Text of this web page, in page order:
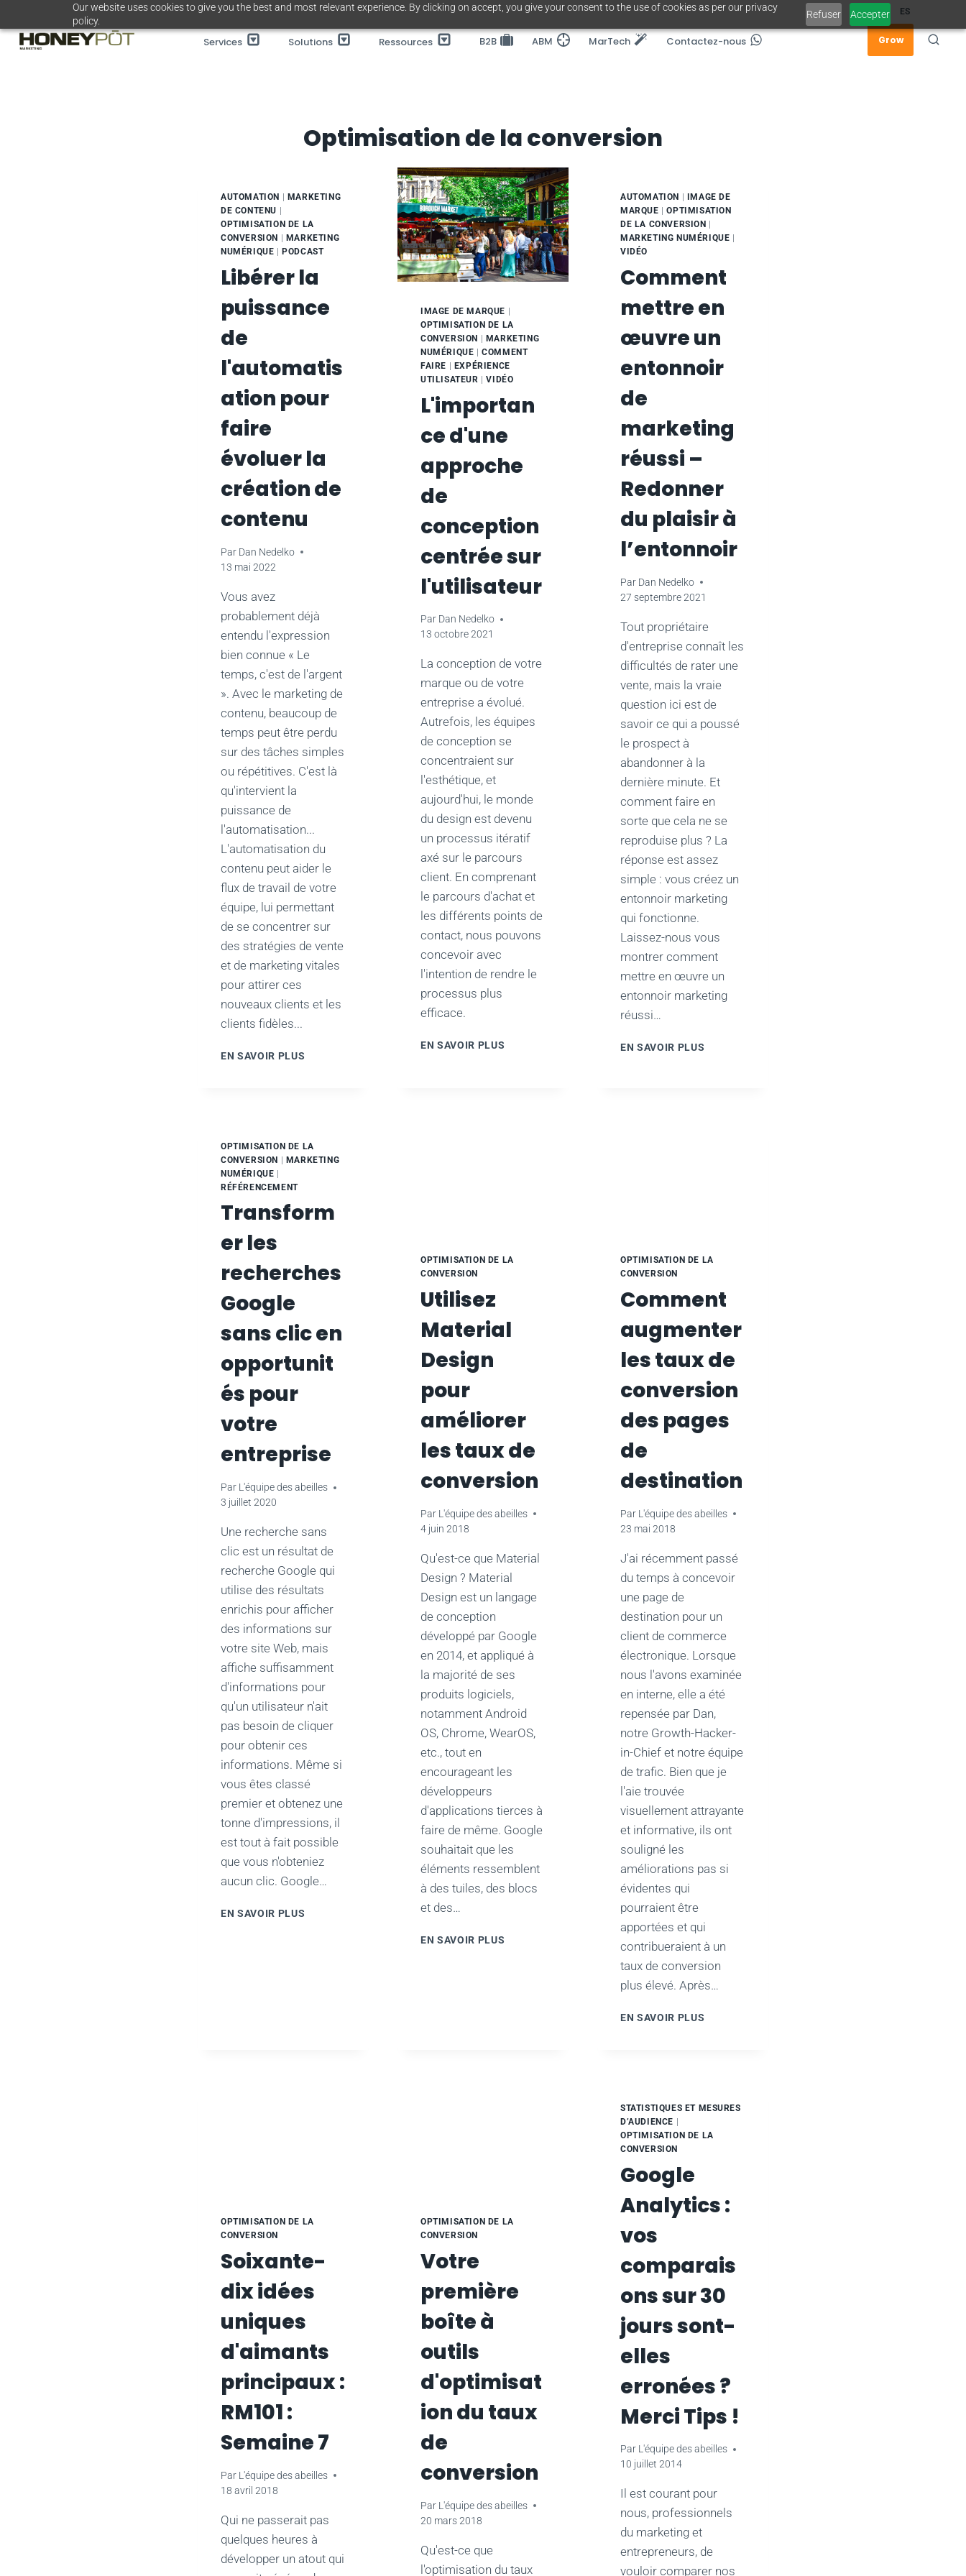
Our website uses cookies to give you the best and most relevant experience. By clicking on accept, you give your consent to the use of cookies as per our privacy
policy.
Refuser Accepter
au
contenu
EN FR ES
Services Solutions Ressources B2B ABM MarTech Contactez-nous Grow
Optimisation de la conversion
AUTOMATION
MARKETING
DE CONTENU
OPTIMISATION DE LA
CONVERSION
MARKETING
NUMÉRIQUE
PODCAST
Libérer la
puissance
de
l'automatis
ation pour
faire
évoluer la
création de
contenu
Par Dan Nedelko
13 mai 2022
Vous avez
probablement déjà
entendu l'expression
bien connue « Le
temps, c'est de l'argent
». Avec le marketing de
contenu, beaucoup de
temps peut être perdu
sur des tâches simples
ou répétitives. C'est là
qu'intervient la
puissance de
l'automatisation...
L'automatisation du
contenu peut aider le
flux de travail de votre
équipe, lui permettant
de se concentrer sur
des stratégies de vente
et de marketing vitales
pour attirer ces
nouveaux clients et les
clients fidèles...
EN SAVOIR PLUS
FAIRE
ÉVOLUER
CONTENU
IMAGE DE MARQUE |
OPTIMISATION DE LA
CONVERSION | MARKETING
NUMÉRIQUE |COMMENT
FAIRE | EXPÉRIENCE
UTILISATEUR |VIDÉO
L'importan
ce d'une
approche
de
conception
centrée sur
l'utilisateur
Par Dan Nedelko
13 octobre 2021
La conception de votre
marque ou de votre
entreprise a évolué.
Autrefois, les équipes
de conception se
concentraient sur
l'esthétique, et
aujourd'hui, le monde
du design est devenu
un processus itératif
axé sur le parcours
client. En comprenant
le parcours d'achat et
les différents points de
contact, nous pouvons
concevoir avec
l'intention de rendre le
processus plus
efficace.
EN SAVOIR PLUS
AUTOMATION
IMAGE DE
MARQUE |OPTIMISATION
DE LA CONVERSION
MARKETING NUMÉRIQUE
VIDÉO
Comment
mettre en
œuvre un
entonnoir
de
marketing
réussi –
Redonner
du plaisir à
l’entonnoir
Par Dan Nedelko
27 septembre 2021
Tout propriétaire
d'entreprise connaît les
difficultés de rater une
vente, mais la vraie
question ici est de
savoir ce qui a poussé
le prospect à
abandonner à la
dernière minute. Et
comment faire en
sorte que cela ne se
reproduise plus ? La
réponse est assez
simple : vous créez un
entonnoir marketing
qui fonctionne.
Laissez-nous vous
montrer comment
mettre en œuvre un
entonnoir marketing
réussi…
EN SAVOIR PLUS
L’ENTONNOIR
OPTIMISATION DE LA
CONVERSION | MARKETING
NUMÉRIQUE |
RÉFÉRENCEMENT
Transform
er les
recherches
Google
sans clic en
opportunit
és pour
votre
entreprise
Par L'équipe des abeilles
3 juillet 2020
Une recherche sans
clic est un résultat de
recherche Google qui
utilise des résultats
enrichis pour afficher
des informations sur
votre site Web, mais
affiche suffisamment
d'informations pour
qu'un utilisateur n'ait
pas besoin de cliquer
pour obtenir ces
informations. Même si
vous êtes classé
premier et obtenez une
tonne d'impressions, il
est tout à fait possible
que vous n'obteniez
aucun clic. Google…
EN SAVOIR PLUS
OPTIMISATION DE LA
CONVERSION
Utilisez
Material
Design
pour
améliorer
les taux de
conversion
Par L'équipe des abeilles
4 juin 2018
Qu'est-ce que Material
Design ? Material
Design est un langage
de conception
développé par Google
en 2014, et appliqué à
la majorité de ses
produits logiciels,
notamment Android
OS, Chrome, WearOS,
etc., tout en
encourageant les
développeurs
d'applications tierces à
faire de même. Google
souhaitait que les
éléments ressemblent
à des tuiles, des blocs
et des…
EN SAVOIR PLUS
OPTIMISATION DE LA
CONVERSION
Comment
augmenter
les taux de
conversion
des pages
de
destination
Par L'équipe des abeilles
23 mai 2018
J'ai récemment passé
du temps à concevoir
une page de
destination pour un
client de commerce
électronique. Lorsque
nous l'avons examinée
en interne, elle a été
repensée par Dan,
notre Growth-Hacker-
in-Chief et notre équipe
de trafic. Bien que je
l'aie trouvée
visuellement attrayante
et informative, ils ont
souligné les
améliorations pas si
évidentes qui
pourraient être
apportées et qui
contribueraient à un
taux de conversion
plus élevé. Après…
EN SAVOIR PLUS
DES
DE
OPTIMISATION DE LA
CONVERSION
Soixante-
dix idées
uniques
d'aimants
principaux :
RM101 :
Semaine 7
Par L'équipe des abeilles
18 avril 2018
Qui ne passerait pas
quelques heures à
développer un atout qui
OPTIMISATION DE LA
CONVERSION
Votre
première
boîte à
outils
d'optimisat
ion du taux
de
conversion
Par L'équipe des abeilles
20 mars 2018
Qu'est-ce que
l'optimisation du taux
STATISTIQUES ET MESURES
D’AUDIENCE |
OPTIMISATION DE LA
CONVERSION
Google
Analytics :
vos
comparais
ons sur 30
jours sont-
elles
erronées ?
Merci Tips !
Par L'équipe des abeilles
10 juillet 2014
Il est courant pour
nous, professionnels
du marketing et
entrepreneurs, de
vouloir comparer nos